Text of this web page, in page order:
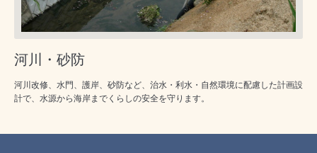
河川・砂防
河川改修、水門、護岸、砂防など、治水・利水・自然環境に配慮した計画設
計で、水源から海岸までくらしの安全を守ります。